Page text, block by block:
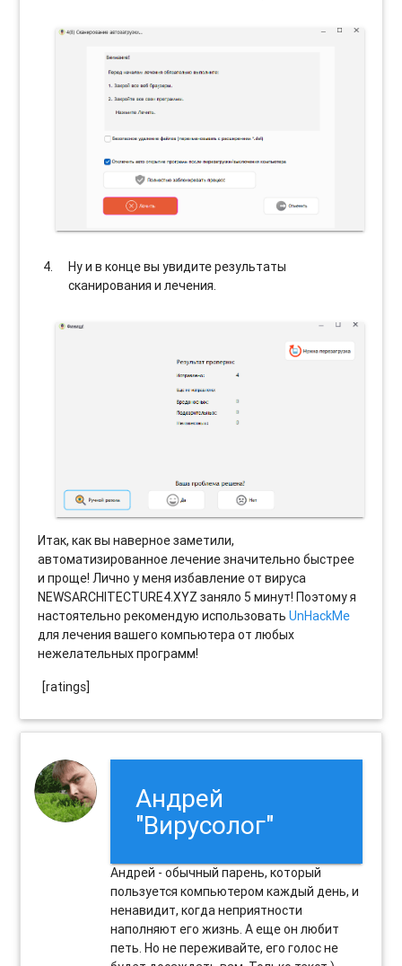
Ну и в конце вы увидите результаты
сканирования и лечения.
Итак, как вы наверное заметили,
автоматизированное лечение значительно быстрее
и проще! Лично у меня избавление от вируса
NEWSARCHITECTURE4.XYZ заняло 5 минут! Поэтому я
настоятельно рекомендую использоватьUnHackMe
для лечения вашего компьютера от любых
нежелательных программ!
[ratings]
Андрей
"Вирусолог"
Андрей - обычный парень, который
пользуется компьютером каждый день, и
ненавидит, когда неприятности
наполняют его жизнь. А еще он любит
петь. Но не переживайте, его голос не